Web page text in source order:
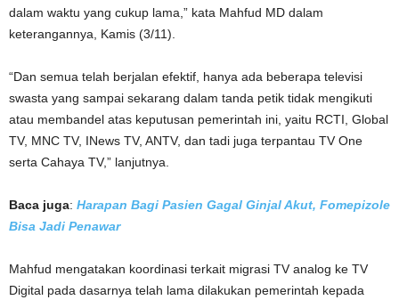
dalam waktu yang cukup lama,” kata Mahfud MD dalam
keterangannya, Kamis (3/11).
“Dan semua telah berjalan efektif, hanya ada beberapa televisi
swasta yang sampai sekarang dalam tanda petik tidak mengikuti
atau membandel atas keputusan pemerintah ini, yaitu RCTI, Global
TV, MNC TV, INews TV, ANTV, dan tadi juga terpantau TV One
serta Cahaya TV,” lanjutnya.
Baca juga: Harapan Bagi Pasien Gagal Ginjal Akut, Fomepizole
Bisa Jadi Penawar
Mahfud mengatakan koordinasi terkait migrasi TV analog ke TV
Digital pada dasarnya telah lama dilakukan pemerintah kepada